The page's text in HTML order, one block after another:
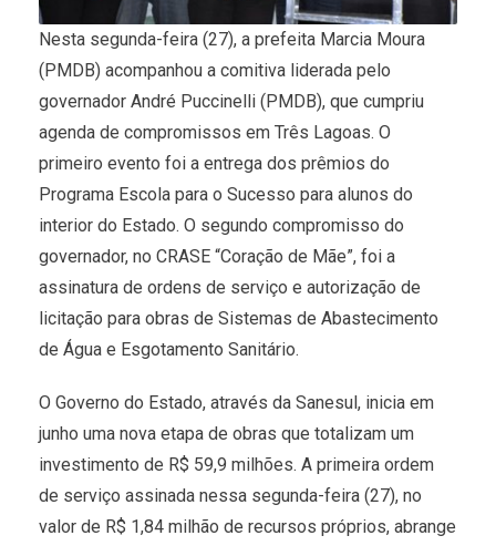
Nesta segunda-feira (27), a prefeita Marcia Moura
(PMDB) acompanhou a comitiva liderada pelo
governador André Puccinelli (PMDB), que cumpriu
agenda de compromissos em Três Lagoas. O
primeiro evento foi a entrega dos prêmios do
Programa Escola para o Sucesso para alunos do
interior do Estado. O segundo compromisso do
governador, no CRASE “Coração de Mãe”, foi a
assinatura de ordens de serviço e autorização de
licitação para obras de Sistemas de Abastecimento
de Água e Esgotamento Sanitário.
O Governo do Estado, através da Sanesul, inicia em
junho uma nova etapa de obras que totalizam um
investimento de R$ 59,9 milhões. A primeira ordem
de serviço assinada nessa segunda-feira (27), no
valor de R$ 1,84 milhão de recursos próprios, abrange